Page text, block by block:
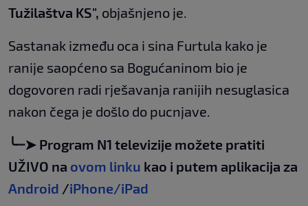
Tužilaštva KS", objašnjeno je.
Sastanak između oca i sina Furtula kako je
ranije saopćeno sa Bogućaninom bio je
dogovoren radi rješavanja ranijih nesuglasica
nakon čega je došlo do pucnjave.
╰┈➤ Program N1 televizije možete pratiti
UŽIVO na ovom linku kao i putem aplikacija za
Android /iPhone/iPad